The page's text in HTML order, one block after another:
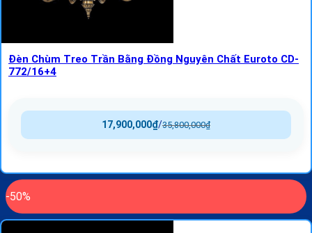
Đèn Chùm Treo Trần Bằng Đồng Nguyên Chất Euroto CD-
772/16+4
35,800,000₫
/
17,900,000₫
-50%